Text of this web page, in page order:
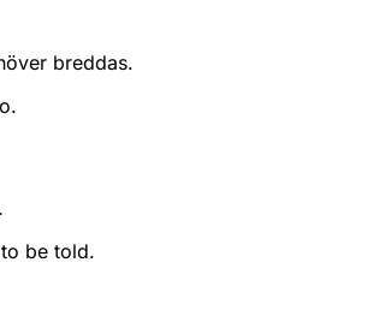
breddas.
be told.